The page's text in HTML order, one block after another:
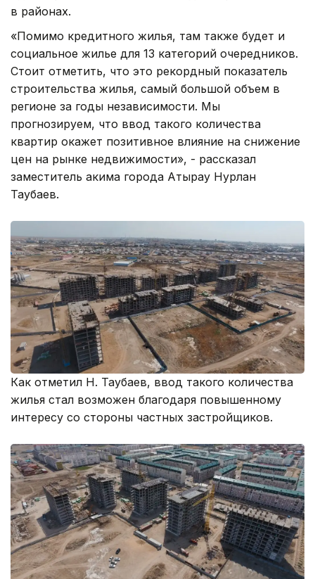
в районах.
«Помимо кредитного жилья, там также будет и
социальное жилье для 13 категорий очередников.
Стоит отметить, что это рекордный показатель
строительства жилья, самый большой объем в
регионе за годы независимости. Мы
прогнозируем, что ввод такого количества
квартир окажет позитивное влияние на снижение
цен на рынке недвижимости», - рассказал
заместитель акима города Атырау Нурлан
Таубаев.
Как отметил Н. Таубаев, ввод такого количества
жилья стал возможен благодаря повышенному
интересу со стороны частных застройщиков.